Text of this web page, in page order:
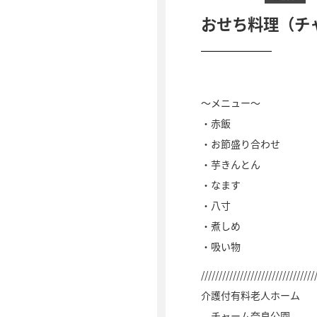
おせち料理（チ
～メニュー～
・赤飯
・お節盛り合わせ
・芋きんとん
・なます
・八寸
・煮しめ
・吸い物
介護付有料老人ホーム